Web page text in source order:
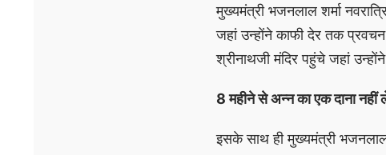
मुख्यमंत्री भजनलाल शर्मा
जहां उन्होंने काफी देर तक
श्रीनाथजी मंदिर पहुंचे जहां
8 महीने से अन्न का एक दाना नहीं
इसके साथ ही मुख्यमंत्री